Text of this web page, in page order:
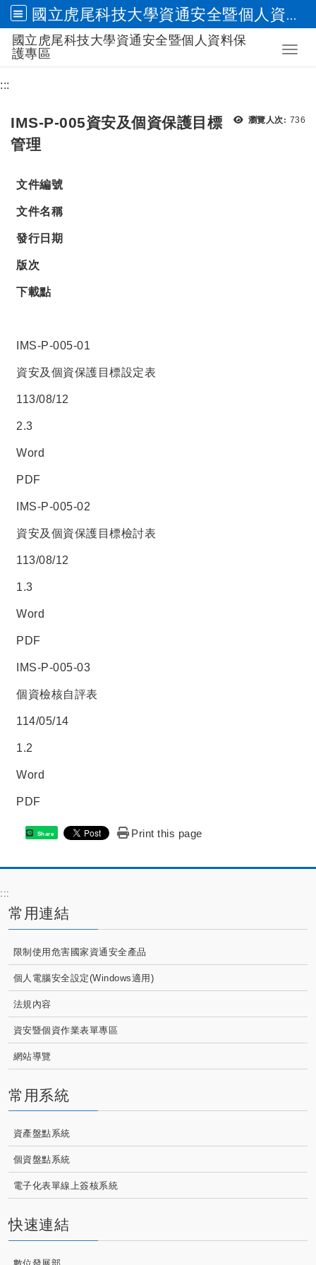
國立虎尾科技大學資通安全暨個人資料保護專區
跳到主要內容
國立虎尾科技大學資通安全暨個人資料保
護專區
:::
瀏覽人次: 瀏覽
736
IMS-P-005資安及個資保護目標
管理
文件編號
文件名稱
發行日期
版次
下載點
IMS-P-005-01
資安及個資保護目標設定表
113/08/12
2.3
Word
PDF
IMS-P-005-02
資安及個資保護目標檢討表
113/08/12
1.3
Word
PDF
IMS-P-005-03
個資檢核自評表
114/05/14
1.2
Word
PDF
Share Print this page
:::
常用連結
限制使用危害國家資通安全產品
個人電腦安全設定(Windows適用)
法規內容
資安暨個資作業表單專區
網站導覽
常用系統
資產盤點系統
個資盤點系統
電子化表單線上簽核系統
快速連結